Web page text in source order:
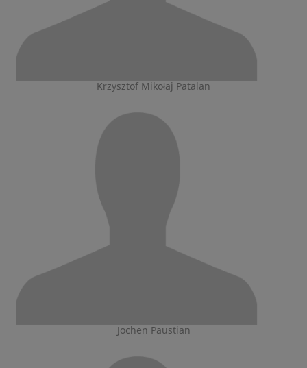
Krzysztof Mikołaj Patalan
Jochen Paustian